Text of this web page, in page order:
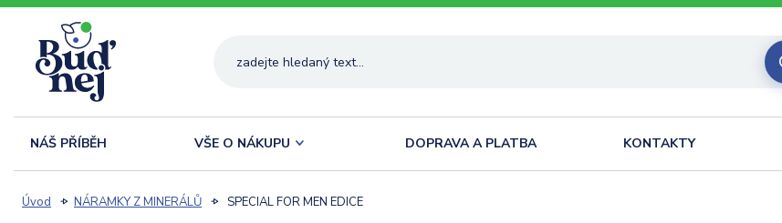
NÁŠ PŘÍBĚH VŠE O NÁKUPU DOPRAVA A PLATBA KONTAKTY
Úvod NÁRAMKY Z MINERÁLŮ SPECIAL FOR MEN EDICE